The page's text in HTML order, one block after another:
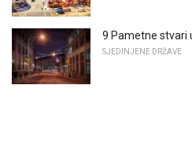
9 Pametne stvari
SJEDINJENE DRŽAVE